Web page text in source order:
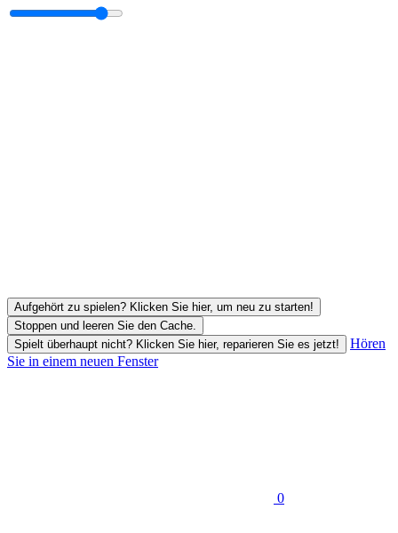
Aufgehört zu spielen? Klicken Sie hier, um neu zu starten!
Stoppen und leeren Sie den Cache.
Spielt überhaupt nicht? Klicken Sie hier, reparieren Sie es jetzt!
Hören
Sie in einem neuen Fenster
0